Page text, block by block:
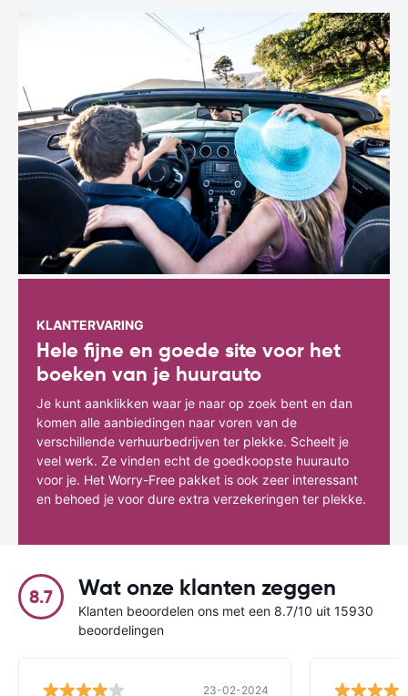
KLANTERVARING
Hele fijne en goede site voor het
boeken van je huurauto
Je kunt aanklikken waar je naar op zoek bent en dan
komen alle aanbiedingen naar voren van de
verschillende verhuurbedrijven ter plekke. Scheelt je
veel werk. Ze vinden echt de goedkoopste huurauto
voor je. Het Worry-Free pakket is ook zeer interessant
en behoed je voor dure extra verzekeringen ter plekke.
8.7 Wat onze klanten zeggen
Klanten beoordelen ons met een 8.7/10 uit 15930
beoordelingen
23-02-2024